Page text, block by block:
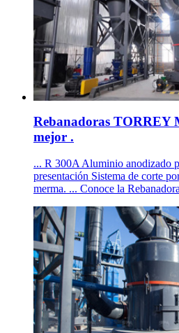
Rebanadoras TORREY
mejor .
... R 300A Aluminio anodizado
presentación Sistema de corte
merma. ... Conoce la